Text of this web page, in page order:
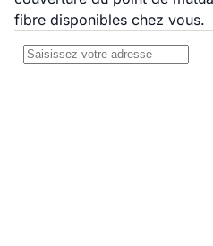
fibre disponibles chez vous.